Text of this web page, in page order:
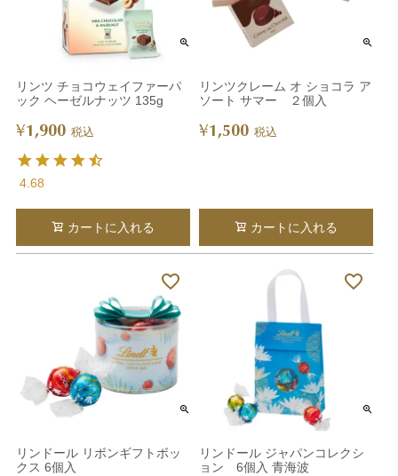
リンツ チョコウェイファーパ
ック ヘーゼルナッツ 135g
¥1,900 税込
4.68
カートに入れる
リンツクレーム オ ショコラ ア
ソート サマー ２個入
¥1,500 税込
カートに入れる
リンドール リボンギフトボッ
クス 6個入
リンドール ジャパンコレクシ
ョン 6個入 青海波